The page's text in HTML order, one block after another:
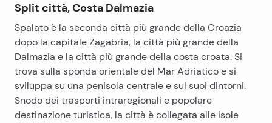
Split città, Costa Dalmazia
Spalato è la seconda città più grande della Croazia
dopo la capitale Zagabria, la città più grande della
Dalmazia e la città più grande della costa croata. Si
trova sulla sponda orientale del Mar Adriatico e si
sviluppa su una penisola centrale e sui suoi dintorni.
Snodo dei trasporti intraregionali e popolare
destinazione turistica, la città è collegata alle isole